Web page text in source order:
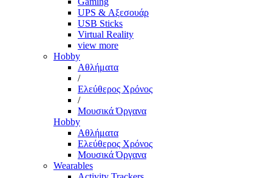
UPS & Αξεσουάρ
USB Sticks
Virtual Reality
view more
Hobby
Αθλήματα
/
Ελεύθερος Χρόνος
/
Μουσικά Όργανα
Hobby
Αθλήματα
Ελεύθερος Χρόνος
Μουσικά Όργανα
Wearables